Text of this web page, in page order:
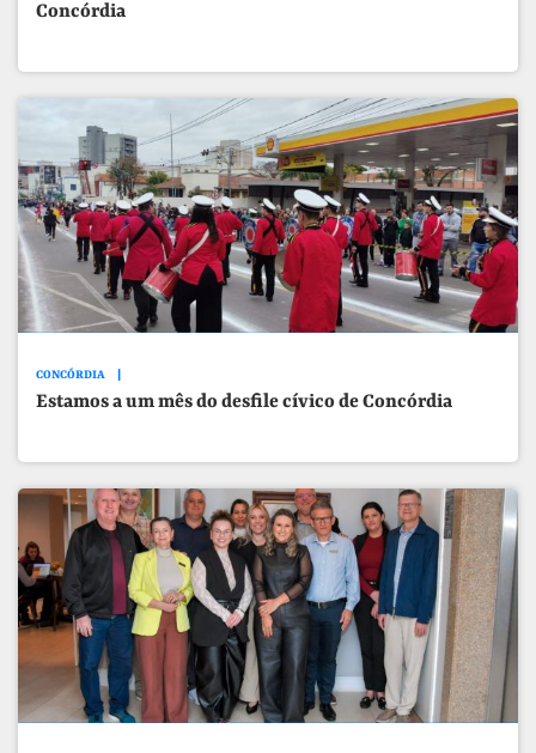
Concórdia
CONCÓRDIA
Estamos a um mês do desfile cívico de Concórdia